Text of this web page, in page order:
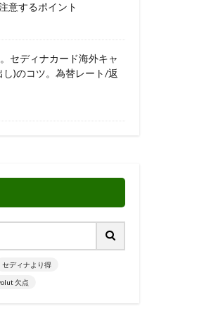
意するポイント
セディナカード海外キャ
)のコツ。為替レート/返
セディナより得
欠点